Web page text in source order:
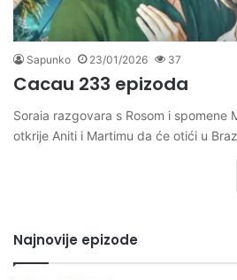
Sapunko 23/01/2026 37
Cacau 233 epizoda
Soraia razgovara s Rosom i spomene
otkrije Aniti i Martimu da će otići u
Najnovije epizode